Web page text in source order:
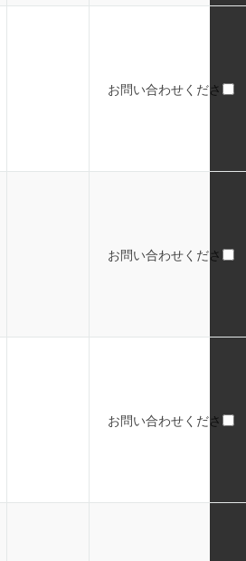
お問い合わせください
お問い合わせください
お問い合わせください